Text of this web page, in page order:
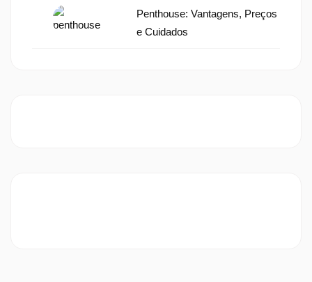
Penthouse: Vantagens, Preços
e Cuidados